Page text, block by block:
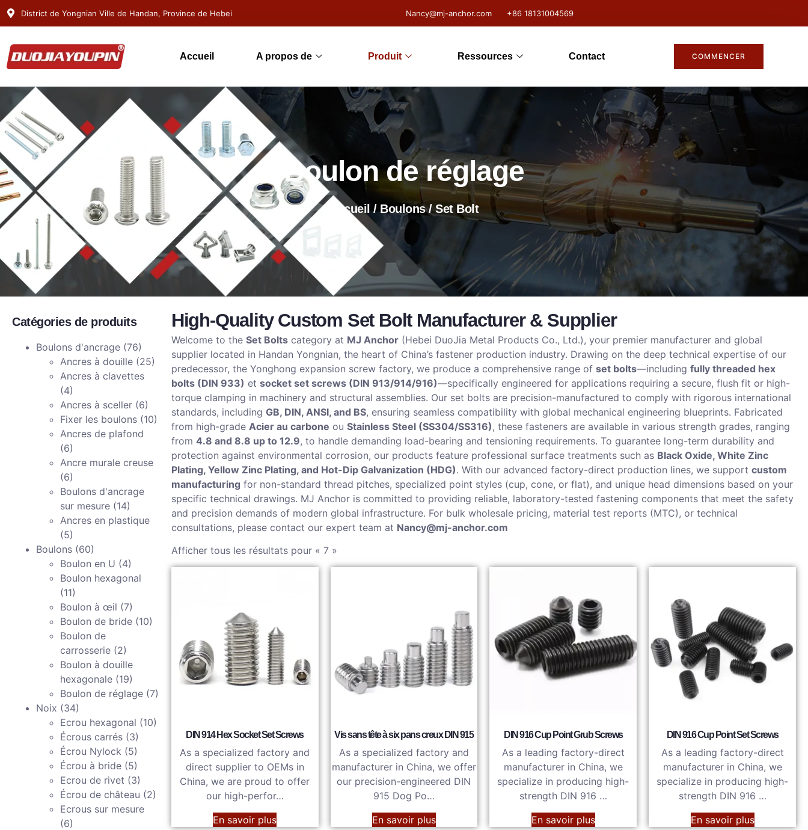
District de Yongnian Ville de Handan, Province de Hebei Nancy@mj-anchor.com +86 18131004569
Accueil A propos de Produit Ressources Contact COMMENCER
Boulon de réglage
Accueil/Boulons/ Set Bolt
Catégories de produits
Boulons d'ancrage (76)
Ancres à douille (25)
Ancres à clavettes
(4)
Ancres à sceller (6)
Fixer les boulons (10)
Ancres de plafond
(6)
Ancre murale creuse
(6)
Boulons d'ancrage
sur mesure (14)
Ancres en plastique
(5)
Boulons (60)
Boulon en U (4)
Boulon hexagonal
(11)
Boulon à œil (7)
Boulon de bride (10)
Boulon de
carrosserie (2)
Boulon à douille
hexagonale (19)
Boulon de réglage (7)
Noix (34)
Ecrou hexagonal (10)
Écrous carrés (3)
Écrou Nylock (5)
Écrou à bride (5)
Ecrou de rivet (3)
Écrou de château (2)
Ecrous sur mesure
(6)
High-Quality Custom Set Bolt Manufacturer & Supplier
Welcome to the Set Boltscategory at MJ Anchor(Hebei DuoJia Metal Products Co., Ltd.), your premier manufacturer and global
supplier located in Handan Yongnian, the heart of China’s fastener production industry. Drawing on the deep technical expertise of our
predecessor, the Yonghong expansion screw factory, we produce a comprehensive range of set bolts—including fully threaded hex
bolts (DIN 933) et socket set screws (DIN 913/914/916)—specifically engineered for applications requiring a secure, flush fit or high-
torque clamping in machinery and structural assemblies. Our set bolts are precision-manufactured to comply with rigorous international
standards, including GB, DIN, ANSI, and BS, ensuring seamless compatibility with global mechanical engineering blueprints. Fabricated
from high-grade Acier au carbone ou Stainless Steel (SS304/SS316), these fasteners are available in various strength grades, ranging
from 4.8 and 8.8 up to 12.9, to handle demanding load-bearing and tensioning requirements. To guarantee long-term durability and
protection against environmental corrosion, our products feature professional surface treatments such as Black Oxide, White Zinc
Plating, Yellow Zinc Plating, and Hot-Dip Galvanization (HDG). With our advanced factory-direct production lines, we support custom
manufacturing for non-standard thread pitches, specialized point styles (cup, cone, or flat), and unique head dimensions based on your
specific technical drawings. MJ Anchor is committed to providing reliable, laboratory-tested fastening components that meet the safety
and precision demands of modern global infrastructure. For bulk wholesale pricing, material test reports (MTC), or technical
consultations, please contact our expert team at Nancy@mj-anchor.com
Afficher tous les résultats pour « 7 »
DIN 914 Hex Socket Set Screws
As a specialized factory and
direct supplier to OEMs in
China, we are proud to offer
our high-perfor…
En savoir plus
Vis sans tête à six pans creux DIN 915
As a specialized factory and
manufacturer in China, we offer
our precision-engineered DIN
915 Dog Po…
En savoir plus
DIN 916 Cup Point Grub Screws
As a leading factory-direct
manufacturer in China, we
specialize in producing high-
strength DIN 916 …
En savoir plus
DIN 916 Cup Point Set Screws
As a leading factory-direct
manufacturer in China, we
specialize in producing high-
strength DIN 916 …
En savoir plus